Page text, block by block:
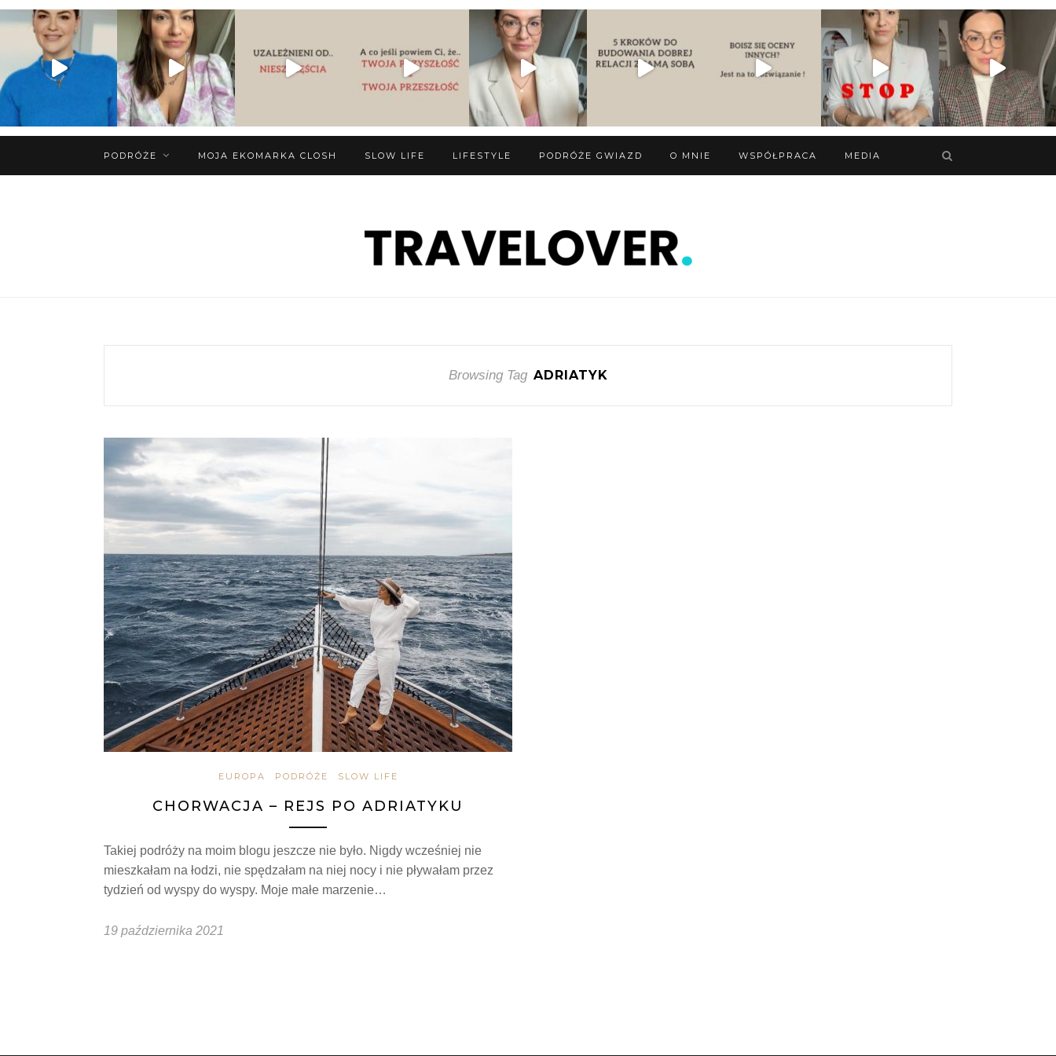
PODRÓŻE MOJA EKOMARKA CLOSH SLOW LIFE LIFESTYLE PODRÓŻE GWIAZD O MNIE WSPÓŁPRACA MEDIA
Browsing Tag ADRIATYK
EUROPA PODRÓŻE SLOW LIFE
CHORWACJA – REJS PO ADRIATYKU
Takiej podróży na moim blogu jeszcze nie było. Nigdy wcześniej nie
mieszkałam na łodzi, nie spędzałam na niej nocy i nie pływałam przez
tydzień od wyspy do wyspy. Moje małe marzenie…
19 października 2021